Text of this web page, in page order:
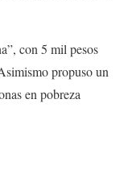
con 5 mil pesos
propuso un
en pobreza